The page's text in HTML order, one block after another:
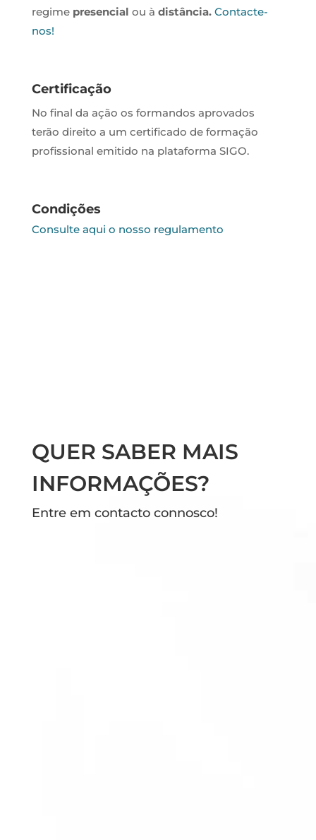
regime presencial ou à distância. Contacte-
nos!
Certificação
No final da ação os formandos aprovados
terão direito a um certificado de formação
profissional emitido na plataforma SIGO.
Condições
Consulte aqui o nosso regulamento
QUER SABER MAIS
INFORMAÇÕES?
Entre em contacto connosco!